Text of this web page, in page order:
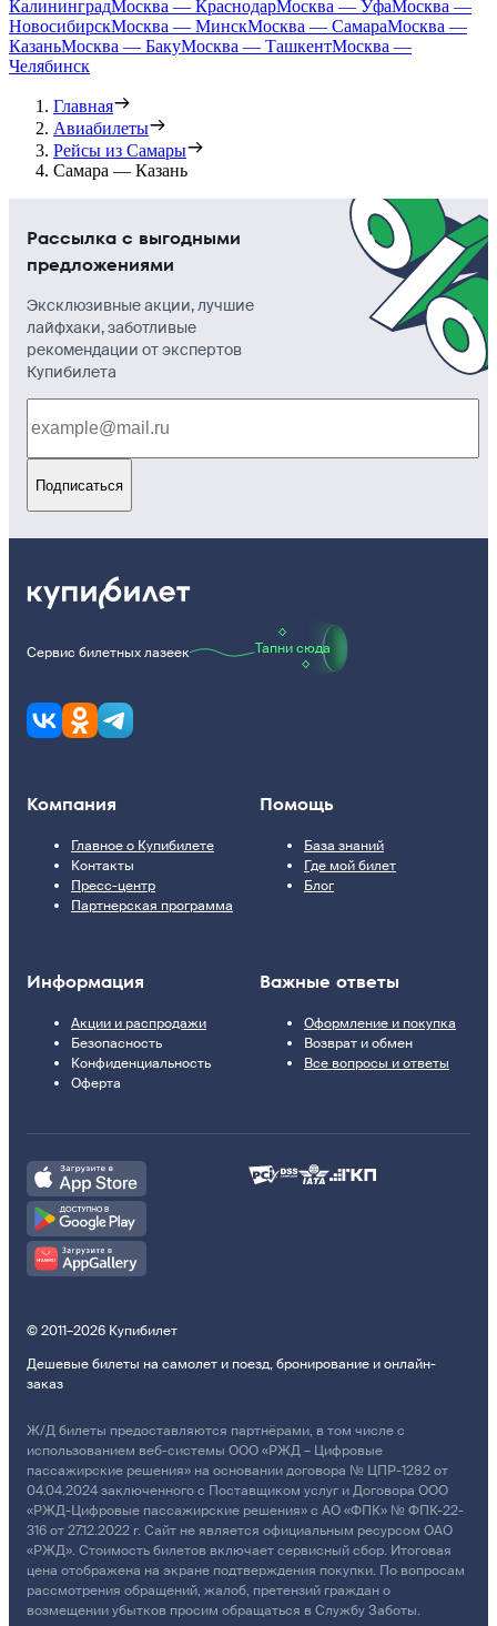
КалининградМосква — КраснодарМосква — УфаМосква —
НовосибирскМосква — МинскМосква — СамараМосква —
КазаньМосква — БакуМосква — ТашкентМосква —
Челябинск
Главная
Авиабилеты
Рейсы из Самары
Самара — Казань
Рассылка с выгодными
предложениями
Эксклюзивные акции, лучшие
лайфхаки, заботливые
рекомендации от экспертов
Купибилета
Подписаться
Сервис билетных лазеек Тапни сюда
Компания
Главное о Купибилете
Контакты
Пресс-центр
Партнерская программа
Помощь
База знаний
Где мой билет
Блог
Информация
Акции и распродажи
Безопасность
Конфиденциальность
Оферта
Важные ответы
Оформление и покупка
Возврат и обмен
Все вопросы и ответы
© 2011–2026 Купибилет
Дешевые билеты на самолет и поезд, бронирование и онлайн-
заказ
Ж/Д билеты предоставляются партнёрами, в том числе с
использованием веб-системы ООО «РЖД – Цифровые
пассажирские решения» на основании договора № ЦПР-1282 от
04.04.2024 заключенного с Поставщиком услуг и Договора ООО
«РЖД-Цифровые пассажирские решения» с АО «ФПК» № ФПК-22-
316 от 27.12.2022 г. Сайт не является официальным ресурсом ОАО
«РЖД». Стоимость билетов включает сервисный сбор. Итоговая
цена отображена на экране подтверждения покупки. По вопросам
рассмотрения обращений, жалоб, претензий граждан о
возмещении убытков просим обращаться в Службу Заботы.